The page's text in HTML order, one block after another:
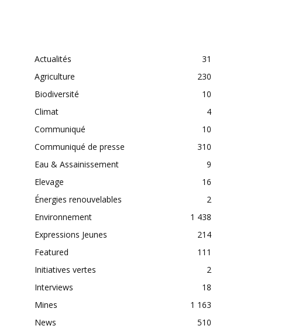
Actualités
31
Agriculture
230
Biodiversité
10
Climat
4
Communiqué
10
Communiqué de presse
310
Eau & Assainissement
9
Elevage
16
Énergies renouvelables
2
Environnement
1 438
Expressions Jeunes
214
Featured
111
Initiatives vertes
2
Interviews
18
Mines
1 163
News
510